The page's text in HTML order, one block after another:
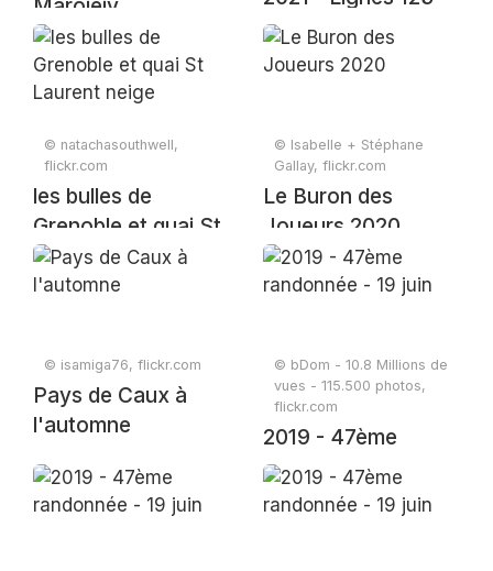
Marojejy
© natachasouthwell,
flickr.com
les bulles de
Grenoble et quai St
Laurent neige
© Isabelle + Stéphane
Gallay, flickr.com
Le Buron des
Joueurs 2020
© isamiga76, flickr.com
Pays de Caux à
l'automne
© bDom - 10.8 Millions de
vues - 115.500 photos,
flickr.com
2019 - 47ème
randonnée - 19 juin